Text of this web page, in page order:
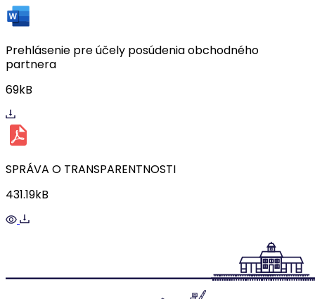
Prehlásenie pre účely posúdenia obchodného
partnera
69kB
SPRÁVA O TRANSPARENTNOSTI
431.19kB